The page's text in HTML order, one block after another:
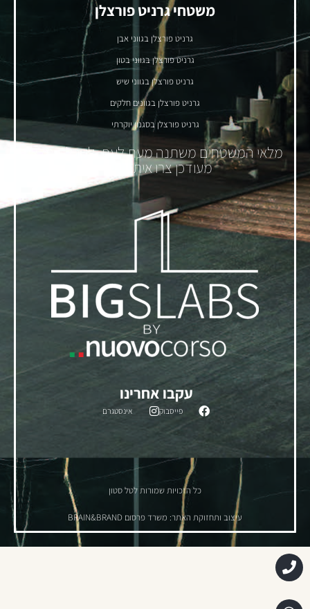
משטחי גרניט פורצלן
גרניט פורצלן בגווני אבן
גרניט פורצלן בגווני בטון
גרניט פורצלן בגווני שיש
גרניט פורצלן בגוונים חלקים
גרניט פורצלן בסגנון יוקרתי
מלאי המשטחים משתנה מעת לעת. לקבלת מלאי
מעודכן צרו איתנו קשר
עקבו אחרינו
פייסבוק אינסטגרם
כל הזכויות שמורות לטל סטון
עיצוב ותחזוקת האתר: משרד פרסום BRAIN&BRAND